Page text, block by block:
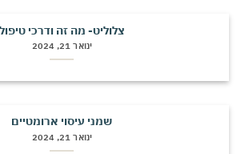
צלוליט- מה זה ודרכי טיפול
שמני עיסוי ארומטיים